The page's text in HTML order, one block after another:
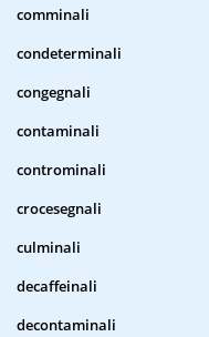
comminali
condeterminali
congegnali
contaminali
controminali
crocesegnali
culminali
decaffeinali
decontaminali